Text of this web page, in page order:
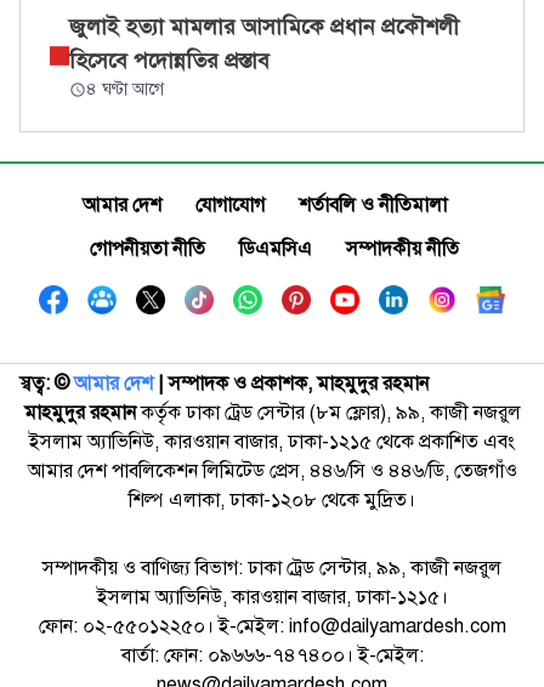
জুলাই হত্যা মামলার আসামিকে প্রধান প্রকৌশলী
হিসেবে পদোন্নতির প্রস্তাব
৪ ঘণ্টা আগে
আমার দেশ যোগাযোগ
শর্তাবলি ও নীতিমালা
গোপনীয়তা নীতি
ডিএমসিএ সম্পাদকীয় নীতি
স্বত্ব: ©️আমার দেশ| সম্পাদক ও প্রকাশক, মাহমুদুর রহমান
মাহমুদুর রহমানকর্তৃক ঢাকা ট্রেড সেন্টার (৮ম ফ্লোর), ৯৯, কাজী নজরুল
ইসলাম অ্যাভিনিউ, কারওয়ান বাজার, ঢাকা-১২১৫ থেকে প্রকাশিত এবং
আমার দেশ পাবলিকেশন লিমিটেড প্রেস, ৪৪৬/সি ও ৪৪৬/ডি, তেজগাঁও
শিল্প এলাকা, ঢাকা-১২০৮ থেকে মুদ্রিত।
সম্পাদকীয় ও বাণিজ্য বিভাগ: ঢাকা ট্রেড সেন্টার, ৯৯, কাজী নজরুল
ইসলাম অ্যাভিনিউ, কারওয়ান বাজার, ঢাকা-১২১৫।
ফোন: ০২-৫৫০১২২৫০। ই-মেইল: info@dailyamardesh.com
বার্তা: ফোন: ০৯৬৬৬-৭৪৭৪০০। ই-মেইল: